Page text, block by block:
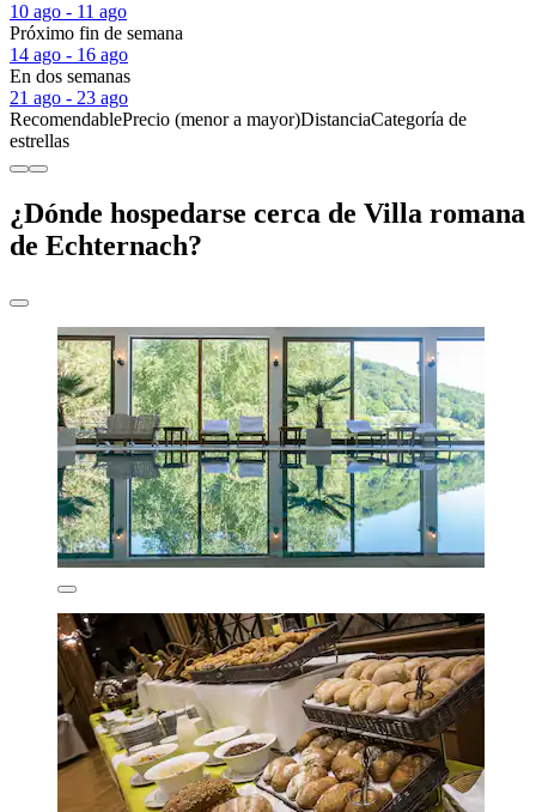
10 ago - 11 ago
Próximo fin de semana
14 ago - 16 ago
En dos semanas
21 ago - 23 ago
RecomendablePrecio (menor a mayor)DistanciaCategoría de
estrellas
¿Dónde hospedarse cerca de Villa romana
de Echternach?